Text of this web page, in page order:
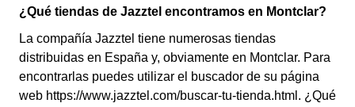
¿Qué tiendas de Jazztel encontramos en Montclar?
La compañía Jazztel tiene numerosas tiendas
distribuidas en España y, obviamente en Montclar. Para
encontrarlas puedes utilizar el buscador de su página
web https://www.jazztel.com/buscar-tu-tienda.html. ¿Qué